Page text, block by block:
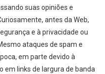
suas opiniões e
antes da Web,
e à privacidade ou
ataques de spam e
em parte devido à
em links de largura de banda